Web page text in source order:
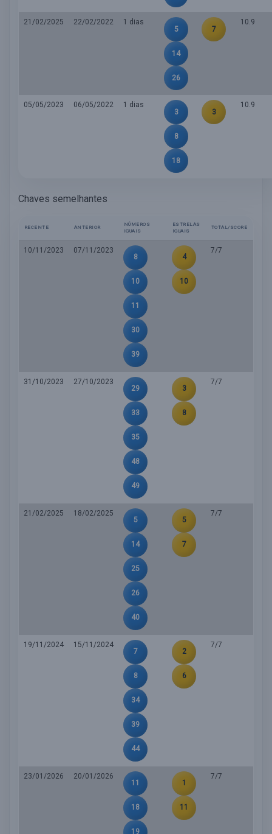
21/02/2025 22/02/2022
1 dias
5
14
26
7
10.9
05/05/2023 06/05/2022
1 dias
3
8
18
3
10.9
Chaves semelhantes
RECENTE ANTERIOR
NÚMEROS
IGUAIS
ESTRELAS
IGUAIS
TOTAL/SCORE
10/11/2023
07/11/2023
8
10
11
30
39
4
10
7/7
31/10/2023
27/10/2023
29
33
35
48
49
3
8
7/7
21/02/2025
18/02/2025
5
14
25
26
40
5
7
7/7
19/11/2024
15/11/2024
7
8
34
39
44
2
6
7/7
23/01/2026
20/01/2026
11
18
19
1
11
7/7